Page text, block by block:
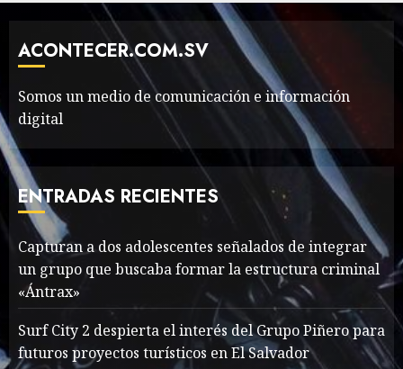
Thailand’s extraordinary
cave rescue
MAYO 14, 2024 1002
7
Valentino Goes
Deliberately Feminine for
Fall 2018
MAYO 16, 2024 765
1
Searching for the
forgotten heroes of World
War Two
MAYO 14, 2024 860
ACONTECER.COM.SV
Somos un medio de comunicación e información
digital
ENTRADAS RECIENTES
Capturan a dos adolescentes señalados de integrar
un grupo que buscaba formar la estructura criminal
«Ántrax»
Surf City 2 despierta el interés del Grupo Piñero para
futuros proyectos turísticos en El Salvador